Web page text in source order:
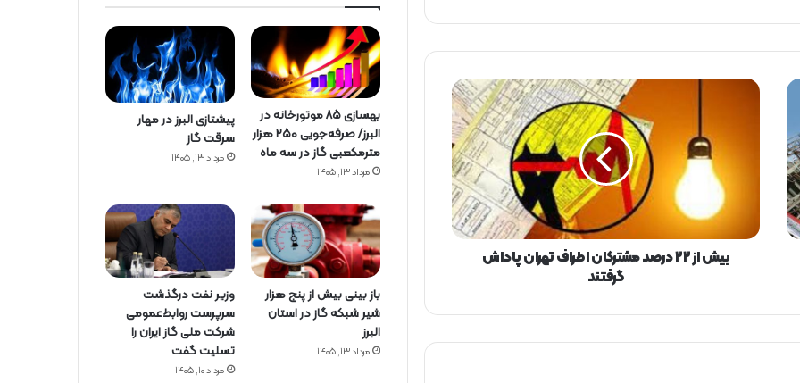
ب
ر
ش
بیش از ۲۲ درصد مشترکان اطراف تهران پاداش
گرفتند
بهسازی ۸۵ موتورخانه در
البرز/ صرفه‌جویی ۲۵۰ هزار
مترمکعبی گاز در سه ماه
مرداد ۱۳, ۱۴۰۵
پیشتازی البرز در مهار
سرقت گاز
مرداد ۱۳, ۱۴۰۵
باز بینی بیش از پنج هزار
شیر شبکه گاز در استان
البرز
مرداد ۱۳, ۱۴۰۵
وزیر نفت درگذشت
سرپرست روابط‌عمومی
شرکت ملی گاز ایران را
تسلیت گفت
مرداد ۱۰, ۱۴۰۵